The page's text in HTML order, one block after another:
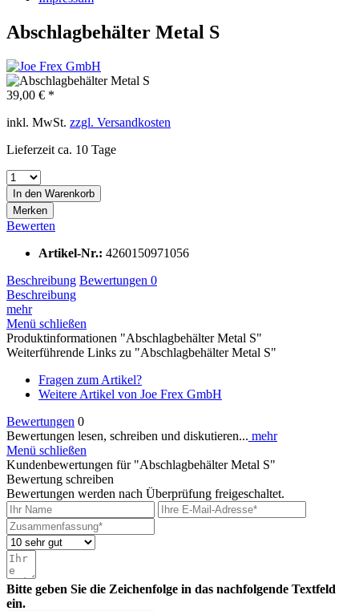
Abschlagbehälter Metal S
39,00 € *
inkl. MwSt. zzgl. Versandkosten
Lieferzeit ca. 10 Tage
In den Warenkorb
Merken
Bewerten
Artikel-Nr.: 4260150971056
Beschreibung Bewertungen 0
Beschreibung
mehr
Menü schließen
Produktinformationen "Abschlagbehälter Metal S"
Weiterführende Links zu "Abschlagbehälter Metal S"
Fragen zum Artikel?
Weitere Artikel von Joe Frex GmbH
Bewertungen 0
Bewertungen lesen, schreiben und diskutieren... mehr
Menü schließen
Kundenbewertungen für "Abschlagbehälter Metal S"
Bewertung schreiben
Bewertungen werden nach Überprüfung freigeschaltet.
Bitte geben Sie die Zeichenfolge in das nachfolgende Textfeld
ein.